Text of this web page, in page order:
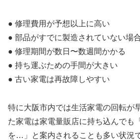
● 修理費用が予想以上に高い
● 部品がすでに製造されていない場
● 修理期間が数日〜数週間かかる
● 持ち運ぶための手間が大きい
● 古い家電は再故障しやすい
特に大阪市内では生活家電の回転が
た家電は家電量販店に持ち込んでも
を…」と案内されることも多い状況